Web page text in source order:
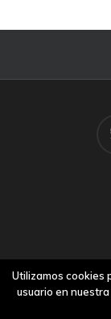
Utilizamos cookies
usuario en